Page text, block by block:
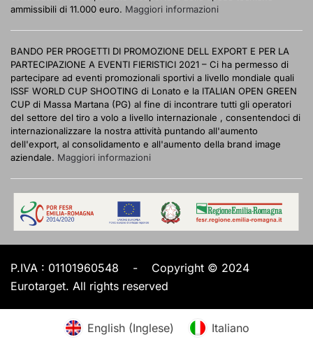
ammissibili di 11.000 euro. Maggiori informazioni
BANDO PER PROGETTI DI PROMOZIONE DELL EXPORT E PER LA
PARTECIPAZIONE A EVENTI FIERISTICI 2021 – Ci ha permesso di
partecipare ad eventi promozionali sportivi a livello mondiale quali
ISSF WORLD CUP SHOOTING di Lonato e la ITALIAN OPEN GREEN
CUP di Massa Martana (PG) al fine di incontrare tutti gli operatori
del settore del tiro a volo a livello internazionale , consentendoci di
internazionalizzare la nostra attività puntando all'aumento
dell'export, al consolidamento e all'aumento della brand image
aziendale. Maggiori informazioni
P.IVA : 01101960548 -
Copyright © 2024
Eurotarget. All rights reserved
English (Inglese) Italiano